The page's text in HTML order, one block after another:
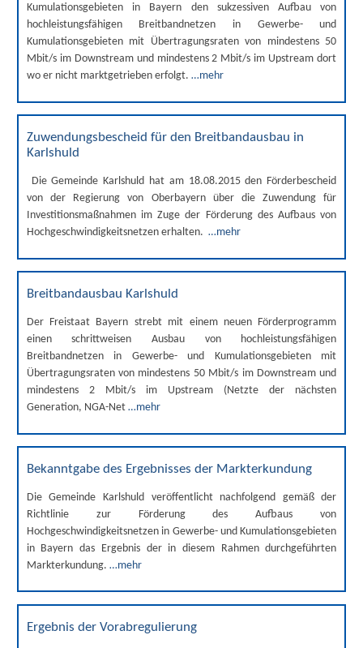
Kumulationsgebieten in Bayern den sukzessiven Aufbau von
hochleistungsfähigen Breitbandnetzen in Gewerbe- und
Kumulationsgebieten mit Übertragungsraten von mindestens 50
Mbit/s im Downstream und mindestens 2 Mbit/s im Upstream dort
wo er nicht marktgetrieben erfolgt. …mehr
Zuwendungsbescheid für den Breitbandausbau in
Karlshuld
Die Gemeinde Karlshuld hat am 18.08.2015 den Förderbescheid
von der Regierung von Oberbayern über die Zuwendung für
Investitionsmaßnahmen im Zuge der Förderung des Aufbaus von
Hochgeschwindigkeitsnetzen erhalten. …mehr
Breitbandausbau Karlshuld
Der Freistaat Bayern strebt mit einem neuen Förderprogramm
einen schrittweisen Ausbau von hochleistungsfähigen
Breitbandnetzen in Gewerbe- und Kumulationsgebieten mit
Übertragungsraten von mindestens 50 Mbit/s im Downstream und
mindestens 2 Mbit/s im Upstream (Netzte der nächsten
Generation, NGA-Net …mehr
Bekanntgabe des Ergebnisses der Markterkundung
Die Gemeinde Karlshuld veröffentlicht nachfolgend gemäß der
Richtlinie zur Förderung des Aufbaus von
Hochgeschwindigkeitsnetzen in Gewerbe- und Kumulationsgebieten
in Bayern das Ergebnis der in diesem Rahmen durchgeführten
Markterkundung. …mehr
Ergebnis der Vorabregulierung